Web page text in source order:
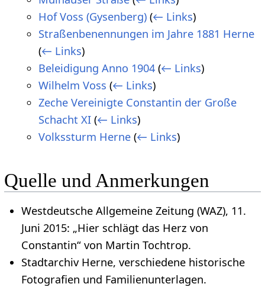
Hof Voss (Gysenberg) (← Links)
Straßenbenennungen im Jahre 1881 Herne
(← Links)
Beleidigung Anno 1904 (← Links)
Wilhelm Voss (← Links)
Zeche Vereinigte Constantin der Große
Schacht XI (← Links)
Volkssturm Herne (← Links)
Quelle und Anmerkungen
Westdeutsche Allgemeine Zeitung (WAZ), 11.
Juni 2015: „Hier schlägt das Herz von
Constantin“ von Martin Tochtrop.
Stadtarchiv Herne, verschiedene historische
Fotografien und Familienunterlagen.